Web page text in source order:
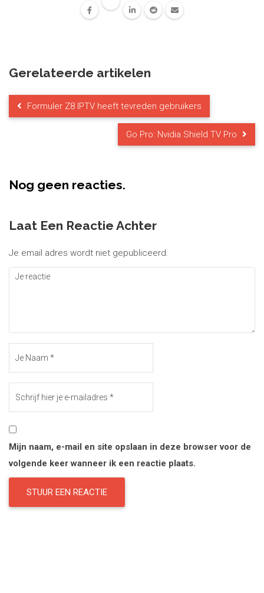
Gerelateerde artikelen
Formuler Z8 IPTV heeft tevreden gebruikers
Go Pro: Nvidia Shield TV Pro
Nog geen reacties.
Laat Een Reactie Achter
Je email adres wordt niet gepubliceerd.
Mijn naam, e-mail en site opslaan in deze browser voor de
volgende keer wanneer ik een reactie plaats.